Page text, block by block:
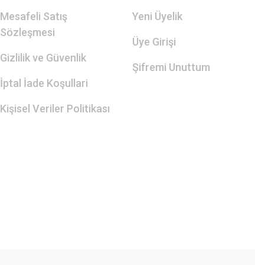
Mesafeli Satış
Sözleşmesi
Gizlilik ve Güvenlik
İptal İade Koşullari
Kişisel Veriler Politikası
Yeni Üyelik
Üye Girişi
Şifremi Unuttum